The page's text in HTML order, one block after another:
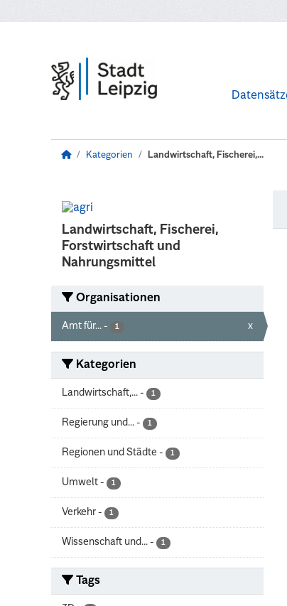
Kategorien Landwirtschaft, Fischerei,...
Landwirtschaft, Fischerei,
Forstwirtschaft und
Nahrungsmittel
Organisationen
Amt für... - 1 x
Kategorien
Landwirtschaft,... - 1
Regierung und... - 1
Regionen und Städte - 1
Umwelt - 1
Verkehr - 1
Wissenschaft und... - 1
Tags